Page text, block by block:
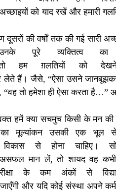
को याद रखें और हमारी
की वर्षों तक की गई सारी
पूरे व्यक्तित्व का
हम ग़लतियों को
लेते हैं। जैसे, “ऐसा उसने जानबूझकर
तो हमेशा ही ऐसा करता है…”
हमें क्या सचमुच किसी के मन की
का मूल्यांकन उसकी एक भूल
से होना चाहिए।
मान लें, तो शायद वह
के कम अंकों से
और यदि कोई संस्था अपने